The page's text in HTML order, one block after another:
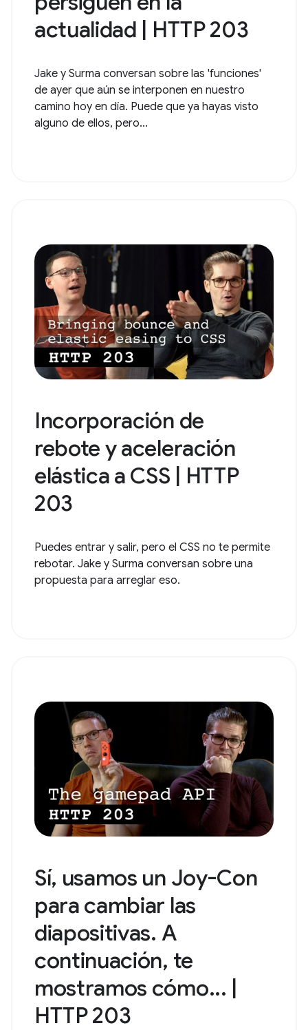
actualidad | HTTP 203
Jake y Surma conversan sobre las 'funciones'
de ayer que aún se interponen en nuestro
camino hoy en día. Puede que ya hayas visto
alguno de ellos, pero...
Incorporación de
rebote y aceleración
elástica a CSS | HTTP
203
Puedes entrar y salir, pero el CSS no te permite
rebotar. Jake y Surma conversan sobre una
propuesta para arreglar eso.
Sí, usamos un Joy-Con
para cambiar las
diapositivas. A
continuación, te
mostramos cómo... |
HTTP 203